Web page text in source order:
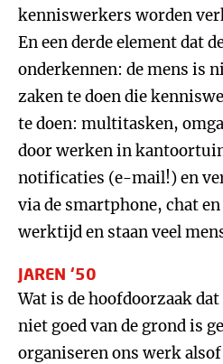
kenniswerkers worden
En een derde element dat
onderkennen: de mens is
zaken te doen die
te doen: multitasken,
door werken in
notificaties (e-mail!) en
via de smartphone, chat
werktijd en staan veel
JAREN ‘50
Wat is de hoofdoorzaak
niet goed van de grond is
organiseren ons werk